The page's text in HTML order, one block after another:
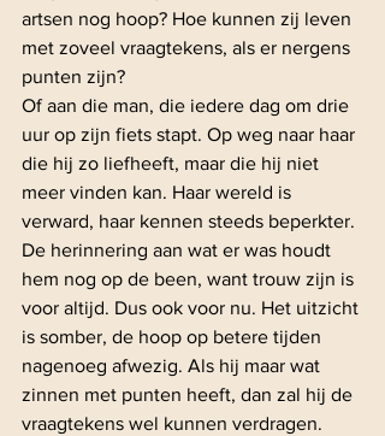
artsen nog hoop? Hoe kunnen zij leven
met zoveel vraagtekens, als er nergens
punten zijn?
Of aan die man, die iedere dag om drie
uur op zijn fiets stapt. Op weg naar haar
die hij zo liefheeft, maar die hij niet
meer vinden kan. Haar wereld is
verward, haar kennen steeds beperkter.
De herinnering aan wat er was houdt
hem nog op de been, want trouw zijn is
voor altijd. Dus ook voor nu. Het uitzicht
is somber, de hoop op betere tijden
nagenoeg afwezig. Als hij maar wat
zinnen met punten heeft, dan zal hij de
vraagtekens wel kunnen verdragen.